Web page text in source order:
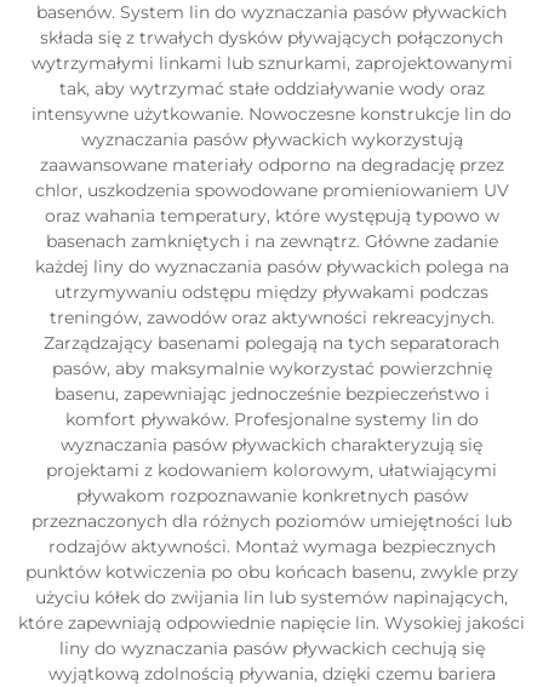
basenów. System lin do wyznaczania pasów pływackich
składa się z trwałych dysków pływających połączonych
wytrzymałymi linkami lub sznurkami, zaprojektowanymi
tak, aby wytrzymać stałe oddziaływanie wody oraz
intensywne użytkowanie. Nowoczesne konstrukcje lin do
wyznaczania pasów pływackich wykorzystują
zaawansowane materiały odporno na degradację przez
chlor, uszkodzenia spowodowane promieniowaniem UV
oraz wahania temperatury, które występują typowo w
basenach zamkniętych i na zewnątrz. Główne zadanie
każdej liny do wyznaczania pasów pływackich polega na
utrzymywaniu odstępu między pływakami podczas
treningów, zawodów oraz aktywności rekreacyjnych.
Zarządzający basenami polegają na tych separatorach
pasów, aby maksymalnie wykorzystać powierzchnię
basenu, zapewniając jednocześnie bezpieczeństwo i
komfort pływaków. Profesjonalne systemy lin do
wyznaczania pasów pływackich charakteryzują się
projektami z kodowaniem kolorowym, ułatwiającymi
pływakom rozpoznawanie konkretnych pasów
przeznaczonych dla różnych poziomów umiejętności lub
rodzajów aktywności. Montaż wymaga bezpiecznych
punktów kotwiczenia po obu końcach basenu, zwykle przy
użyciu kółek do zwijania lin lub systemów napinających,
które zapewniają odpowiednie napięcie lin. Wysokiej jakości
liny do wyznaczania pasów pływackich cechują się
wyjątkową zdolnością pływania, dzięki czemu bariera